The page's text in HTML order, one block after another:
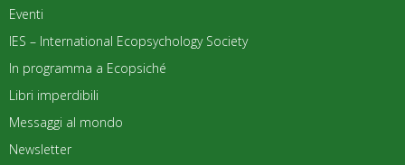
Eventi
IES – International Ecopsychology Society
In programma a Ecopsiché
Libri imperdibili
Messaggi al mondo
Newsletter